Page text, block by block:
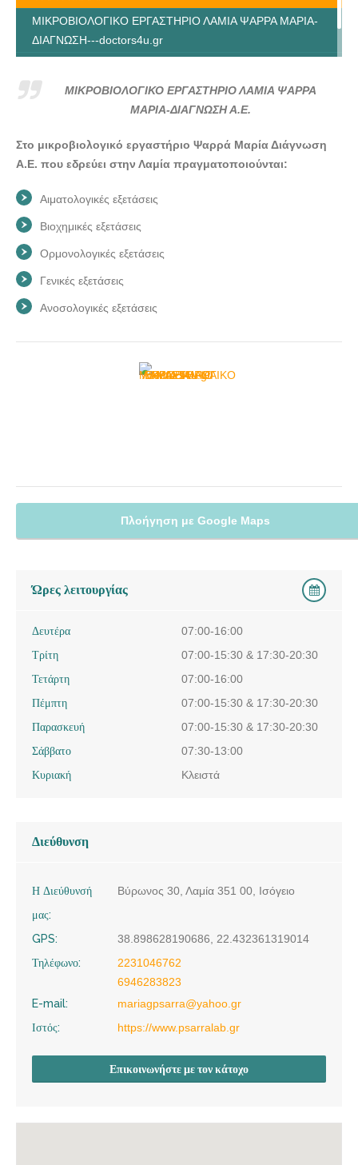
ΜΙΚΡΟΒΙΟΛΟΓΙΚΟ ΕΡΓΑΣΤΗΡΙΟ ΛΑΜΙΑ ΨΑΡΡΑ ΜΑΡΙΑ-
ΔΙΑΓΝΩΣΗ---doctors4u.gr
ΔΙΑΓΝΩΣΗ---doctors4u.gr
ΜΙΚΡΟΒΙΟΛΟΓΙΚΟ ΕΡΓΑΣΤΗΡΙΟ ΛΑΜΙΑ ΨΑΡΡΑ
ΜΑΡΙΑ-ΔΙΑΓΝΩΣΗ Α.Ε.
Στο μικροβιολογικό εργαστήριο Ψαρρά Μαρία Διάγνωση
Α.Ε. που εδρεύει στην Λαμία πραγματοποιούνται:
Αιματολογικές εξετάσεις
Βιοχημικές εξετάσεις
Ορμονολογικές εξετάσεις
Γενικές εξετάσεις
Ανοσολογικές εξετάσεις
Πλοήγηση με Google Maps
Ώρες λειτουργίας
Δευτέρα
07:00-16:00
Τρίτη
07:00-15:30 & 17:30-20:30
Τετάρτη
07:00-16:00
Πέμπτη
07:00-15:30 & 17:30-20:30
Παρασκευή
07:00-15:30 & 17:30-20:30
Σάββατο
07:30-13:00
Κυριακή
Κλειστά
Διεύθυνση
Η Διεύθυνσή
μας:
Βύρωνος 30, Λαμία 351 00, Ισόγειο
GPS:
38.898628190686, 22.432361319014
Τηλέφωνο:
2231046762
6946283823
E-mail:
mariagpsarra@yahoo.gr
Ιστός:
https://www.psarralab.gr
Επικοινωνήστε με τον κάτοχο